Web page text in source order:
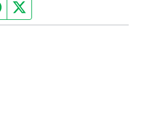
Facebook page